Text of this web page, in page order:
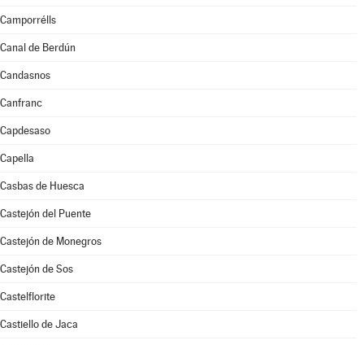
Camporrélls
Canal de Berdún
Candasnos
Canfranc
Capdesaso
Capella
Casbas de Huesca
Castejón del Puente
Castejón de Monegros
Castejón de Sos
Castelflorite
Castiello de Jaca